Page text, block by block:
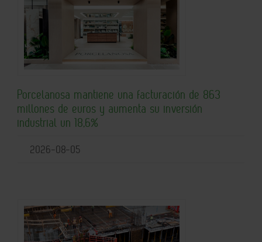
Porcelanosa mantiene una facturación de 863
millones de euros y aumenta su inversión
industrial un 18,6%
2026-08-05